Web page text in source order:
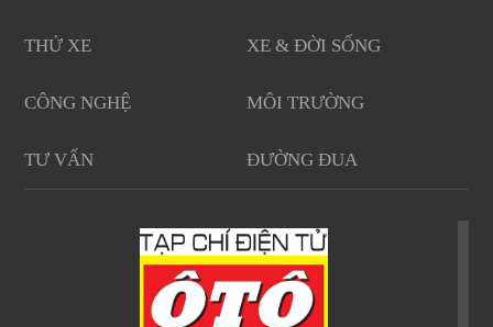
THỬ XE XE & ĐỜI SỐNG
CÔNG NGHỆ MÔI TRƯỜNG
TƯ VẤN ĐƯỜNG ĐUA